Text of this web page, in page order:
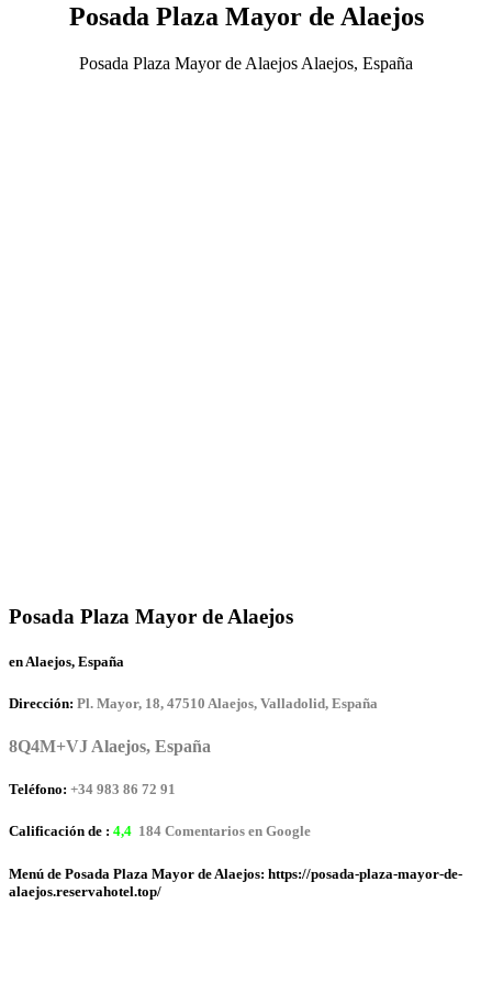
Posada Plaza Mayor de Alaejos
Posada Plaza Mayor de Alaejos Alaejos, España
Posada Plaza Mayor de Alaejos
en Alaejos, España
Dirección: Pl. Mayor, 18, 47510 Alaejos, Valladolid, España
8Q4M+VJ Alaejos, España
Teléfono: +34 983 86 72 91
Calificación de : 4,4 184 Comentarios en Google
Menú de Posada Plaza Mayor de Alaejos: https://posada-plaza-mayor-de-
alaejos.reservahotel.top/